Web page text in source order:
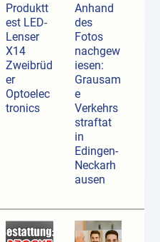
Produktt
est LED-
Lenser
X14
Zweibrüd
er
Optoelec
tronics
Anhand
des
Fotos
nachgew
iesen:
Grausam
e
Verkehrs
straftat
in
Edingen-
Neckarh
ausen